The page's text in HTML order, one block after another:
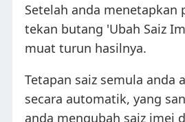
Setelah anda menetapkan
tekan butang 'Ubah Saiz
muat turun hasilnya.
Tetapan saiz semula anda
secara automatik, yang
anda mengubah saiz imej